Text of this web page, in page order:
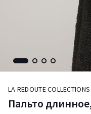
LA REDOUTE COLLECTIONS
Пальто